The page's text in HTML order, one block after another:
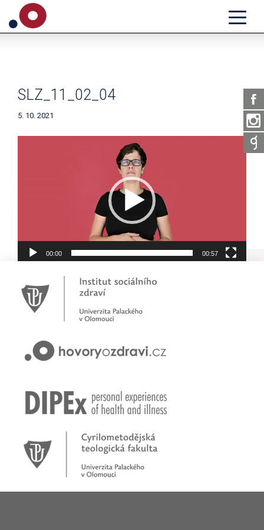
SLZ_11_02_04
5. 10. 2021
00:00 00:57
Novinky
Přihlašte se na první online workshop na téma stárnoucí
Zkušenosti rodičů dětí s epilepsií
Začínáme nové téma! Sluchová vada u dětí